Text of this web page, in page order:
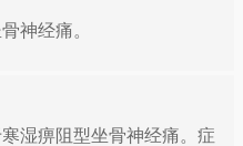
神经痛。
湿痹阻型坐骨神经痛。症